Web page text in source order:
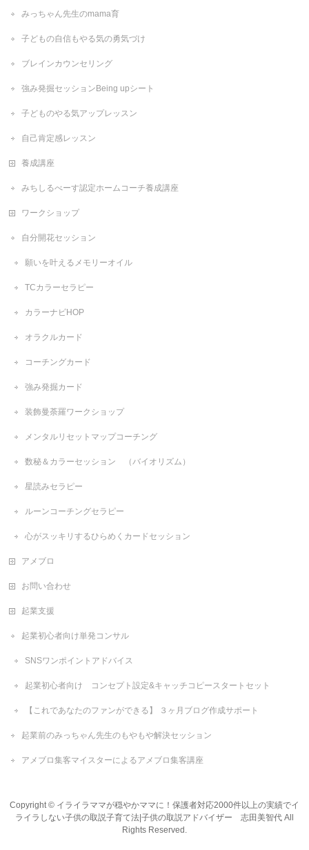
みっちゃん先生のmama育
子どもの自信もやる気の勇気づけ
ブレインカウンセリング
強み発掘セッションBeing upシート
子どものやる気アップレッスン
自己肯定感レッスン
養成講座
みちしるべーす認定ホームコーチ養成講座
ワークショップ
自分開花セッション
願いを叶えるメモリーオイル
TCカラーセラピー
カラーナビHOP
オラクルカード
コーチングカード
強み発掘カード
装飾曼荼羅ワークショップ
メンタルリセットマップコーチング
数秘＆カラーセッション （バイオリズム）
星読みセラピー
ルーンコーチングセラピー
心がスッキリするひらめくカードセッション
アメブロ
お問い合わせ
起業支援
起業初心者向け単発コンサル
SNSワンポイントアドバイス
起業初心者向け コンセプト設定&キャッチコピースタートセット
【これであなたのファンができる】 ３ヶ月ブログ作成サポート
起業前のみっちゃん先生のもやもや解決セッション
アメブロ集客マイスターによるアメブロ集客講座
Copyright © イライラママが穏やかママに！保護者対応2000件以上の実績でイ
ライラしない子供の取説子育て法|子供の取説アドバイザー 志田美智代All
Rights Reserved.